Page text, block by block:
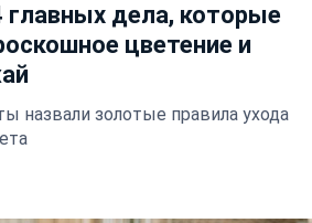
главных дела, которые
цветение и
назвали золотые правила ухода